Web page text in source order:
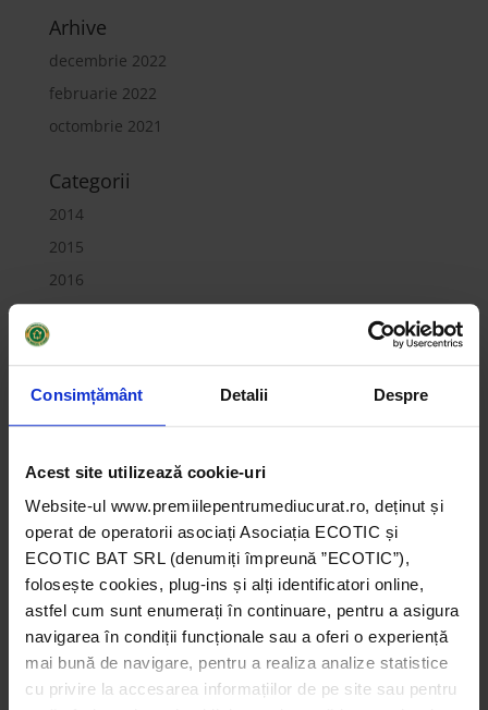
Consimțământ Detalii Despre
Acest site utilizează cookie-uri
Website-ul www.premiilepentrumediucurat.ro, deținut și
operat de operatorii asociați Asociația ECOTIC și
ECOTIC BAT SRL (denumiți împreună ”ECOTIC”),
folosește cookies, plug-ins și alți identificatori online,
astfel cum sunt enumerați în continuare, pentru a asigura
navigarea în condiții funcționale sau a oferi o experiență
mai bună de navigare, pentru a realiza analize statistice
cu privire la accesarea informațiilor de pe site sau pentru
Arhive
decembrie 2022
februarie 2022
octombrie 2021
Categorii
2014
2015
2016
2017
2018
Companii
Instituții publice
Marele Premiu pentru Companii 2014
Marele Premiu pentru Companii 2015
Marele Premiu pentru Companii 2016
Marele Premiu pentru Companii 2017
Marele Premiu pentru Companii 2018
Marele Premiu pentru Companii 2019
Marele Premiu pentru Instituții de Învățământ 2014